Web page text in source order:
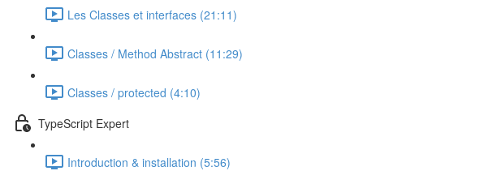
Les Classes et interfaces (21:11)
Classes / Method Abstract (11:29)
Classes / protected (4:10)
TypeScript Expert
Introduction & installation (5:56)